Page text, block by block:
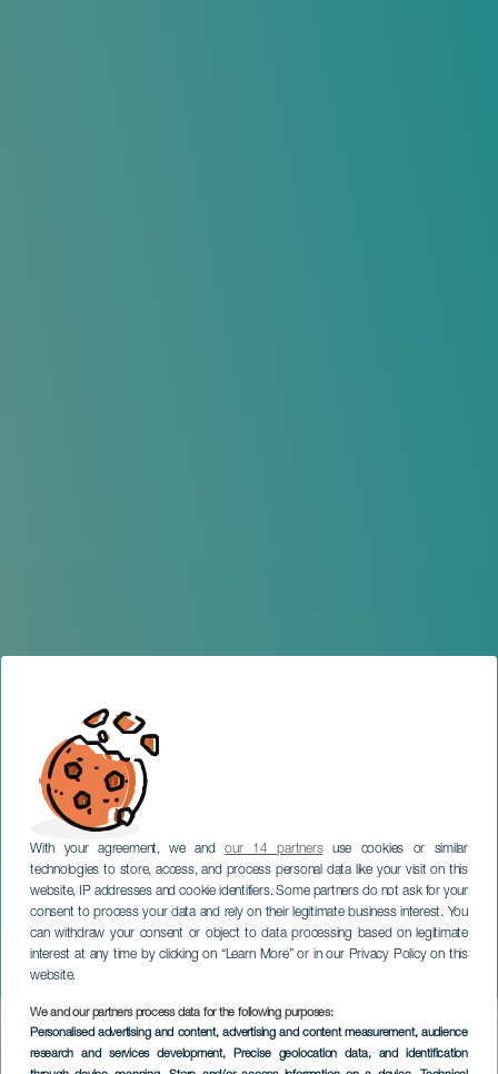
With your agreement, we andour 14 partnersuse cookies or similar
technologies to store, access, and process personal data like your visit on this
website, IP addresses and cookie identifiers. Some partners do not ask for your
consent to process your data and rely on their legitimate business interest. You
can withdraw your consent or object to data processing based on legitimate
interest at any time by clicking on “Learn More” or in our Privacy Policy on this
website.
We and our partners process data for the following purposes:
Personalised advertising and content, advertising and content measurement, audience
research and services development, Precise geolocation data, and identification
1and1 Aguas de Teror
GRAN CANARIA
Imagen
Listado